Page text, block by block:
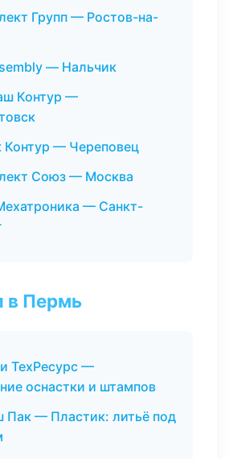
Групп — Ростов-на-
— Нальчик
Контур —
Контур — Череповец
Союз — Москва
— Санкт-
в Пермь
ТехРесурс —
оснастки и штампов
Пак — Пластик: литьё под